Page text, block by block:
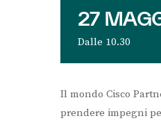
27
Dalle 10.30
Il mondo Cisco
prendere impegni